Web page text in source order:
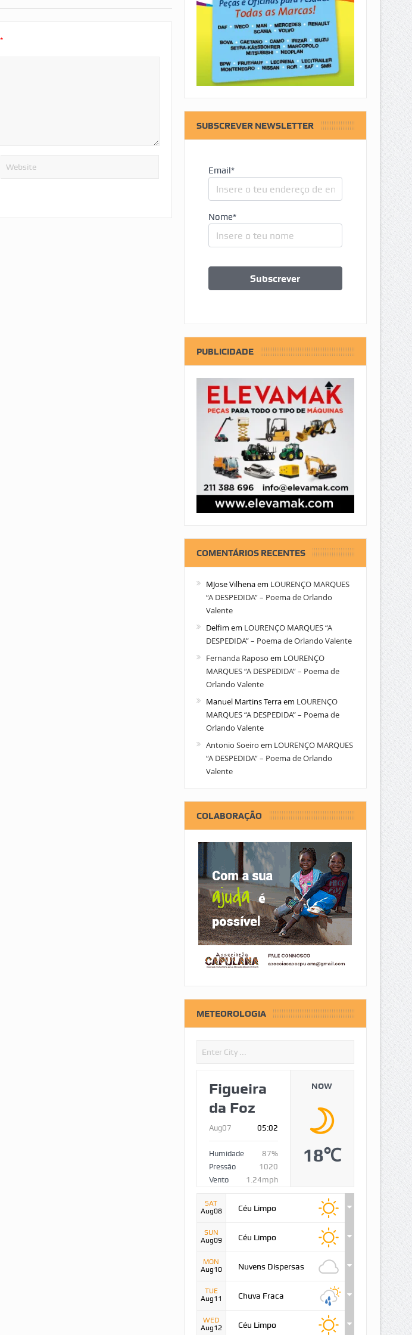
*
SUBSCREVER NEWSLETTER
Email*
Nome*
PUBLICIDADE
COMENTÁRIOS RECENTES
MJose Vilhenaem LOURENÇO MARQUES
“A DESPEDIDA” – Poema de Orlando
Valente
Delfim em LOURENÇO MARQUES “A
DESPEDIDA” – Poema de Orlando Valente
Fernanda Raposo em LOURENÇO
MARQUES “A DESPEDIDA” – Poema de
Orlando Valente
Manuel Martins Terraem LOURENÇO
MARQUES “A DESPEDIDA” – Poema de
Orlando Valente
Antonio Soeiro em LOURENÇO MARQUES
“A DESPEDIDA” – Poema de Orlando
Valente
COLABORAÇÃO
METEOROLOGIA
Figueira
da Foz
Aug07 05:02
Humidade
87%
Pressão
1020
Vento
1.24mph
NOW
18℃
SAT
Aug08
Céu Limpo
SUN
Aug09
Céu Limpo
MON
Aug10
Nuvens Dispersas
TUE
Aug11
Chuva Fraca
WED
Aug12
Céu Limpo